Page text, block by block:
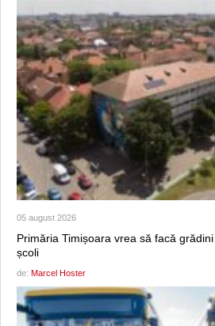
05 august 2026
Primăria Timișoara vrea să facă
școli
de: Marcel Hoster